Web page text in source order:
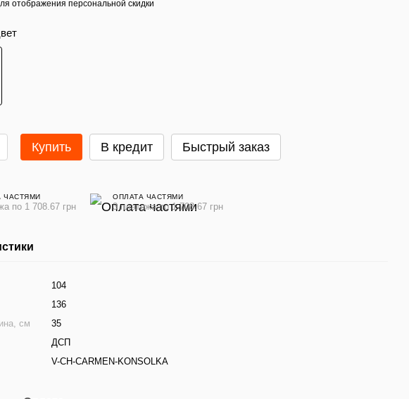
отображения персональной скидки
Купить В кредит Быстрый заказ
ЧАСТЯМИ
по 1 708.67 грн
ОПЛАТА ЧАСТЯМИ
3 платежа по 1 708.67 грн
104
136
см
35
ДСП
V-CH-CARMEN-KONSOLKA